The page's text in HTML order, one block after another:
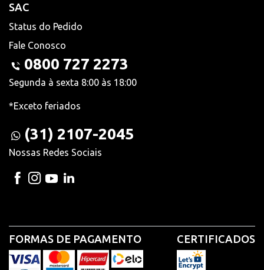
SAC
Status do Pedido
Fale Conosco
0800 727 2273
Segunda à sexta 8:00 às 18:00
*Exceto feriados
(31) 2107-2045
Nossas Redes Sociais
FORMAS DE PAGAMENTO CERTIFICADOS